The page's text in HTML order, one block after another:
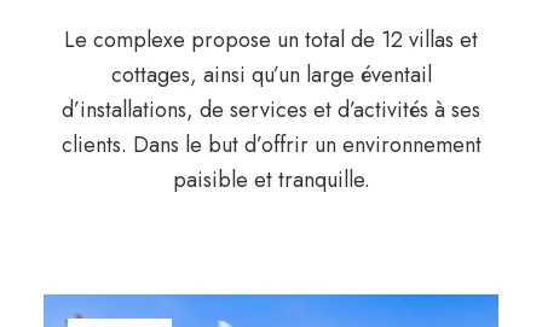
Le complexe propose un total de 12 villas et
cottages, ainsi qu’un large éventail
d’installations, de services et d’activités à ses
clients. Dans le but d’offrir un environnement
paisible et tranquille.